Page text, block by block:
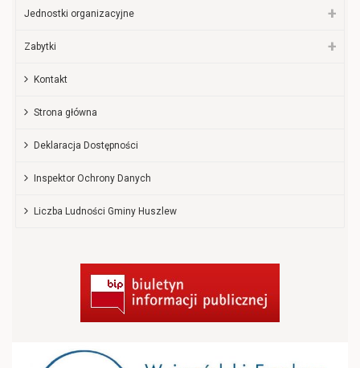
Jednostki organizacyjne
Zabytki
Kontakt
Strona główna
Deklaracja Dostępności
Inspektor Ochrony Danych
Liczba Ludności Gminy Huszlew